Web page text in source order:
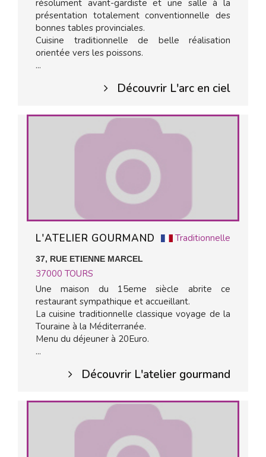
résolument avant-gardiste et une salle à la
présentation totalement conventionnelle des
bonnes tables provinciales.
Cuisine traditionnelle de belle réalisation
orientée vers les poissons.
...
Découvrir L'arc en ciel
Traditionnelle
L'ATELIER GOURMAND
37, RUE ETIENNE MARCEL
37000 TOURS
Une maison du 15eme siècle abrite ce
restaurant sympathique et accueillant.
La cuisine traditionnelle classique voyage de la
Touraine à la Méditerranée.
Menu du déjeuner à 20Euro.
...
Découvrir L'atelier gourmand